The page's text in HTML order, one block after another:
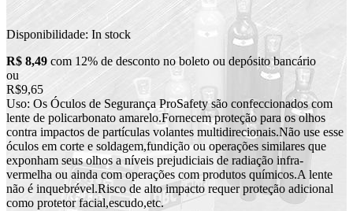
Disponibilidade: In stock
R$ 8,49 com 12% de desconto no boleto ou depósito bancário
ou
R$9,65
Uso: Os Óculos de Segurança ProSafety são confeccionados com
lente de policarbonato amarelo.Fornecem proteção para os olhos
contra impactos de partículas volantes multidirecionais.Não use esse
óculos em corte e soldagem,fundição ou operações similares que
exponham seus olhos a níveis prejudiciais de radiação infra-
vermelha ou ainda com operações com produtos químicos.A lente
não é inquebrével.Risco de alto impacto requer proteção adicional
como protetor facial,escudo,etc.